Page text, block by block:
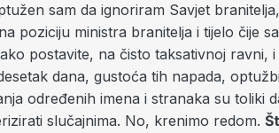
sam da ignoriram Savjet
poziciju ministra branitelja i tijelo čije
postavite, na čisto taksativnoj ravni,
dana, gustoća tih napada,
određenih imena i stranaka su toliki
slučajnima. No, krenimo redom.